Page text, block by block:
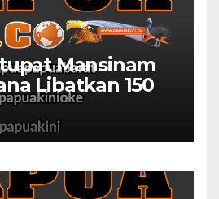
Mansinam
Libatkan 150